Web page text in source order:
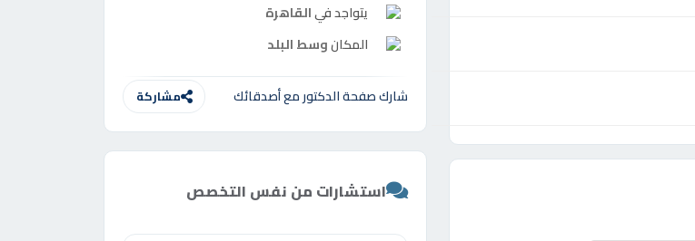
يتواجد فيالقاهرة
المكانوسط البلد
شارك صفحة الدكتور مع أصدقائك مشاركة
استشارات من نفس التخصص